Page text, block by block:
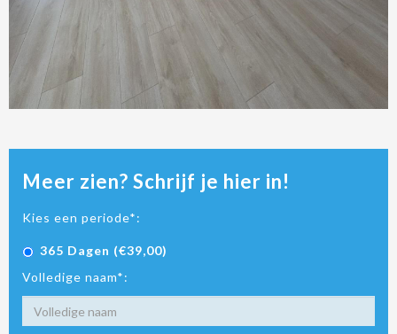
Meer zien? Schrijf je hier in!
Kies een periode*:
365 Dagen (€39,00)
Volledige naam*: